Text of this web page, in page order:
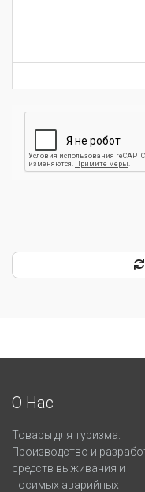
О Нас
Товары для туризма.
Производство и
средств выживания и
носимых аварийных